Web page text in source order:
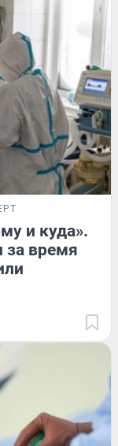
и куда».
за время